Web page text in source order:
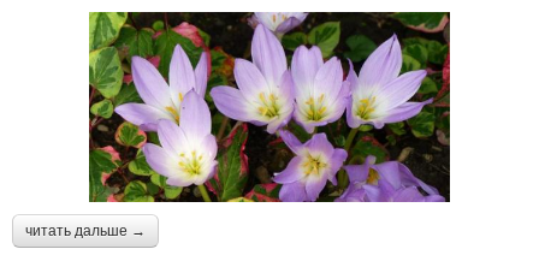
читать дальше →